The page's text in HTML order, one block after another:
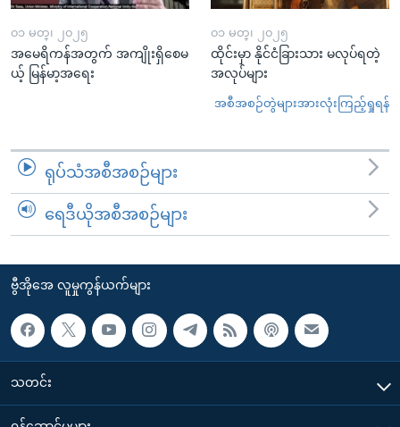
၀၁ မတ္၊ ၂၀၂၅
အမေရိကန်အတွက် အကျိုးရှိစေမ
ယ့် မြန်မာ့အရေး
၀၁ မတ္၊ ၂၀၂၅
ထိုင်းမှာ နိုင်ငံခြားသား မလုပ်ရတဲ့
အလုပ်များ
အစီအစဉ်တွဲများအားလုံးကြည့်ရှုရန်
ရုပ်သံအစီအစဉ်များ
ရေဒီယိုအစီအစဉ်များ
ဗွီအိုအေ လူမှုကွန်ယက်များ
သတင်း